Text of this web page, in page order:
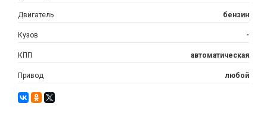
Двигатель бензин
Кузов -
КПП автоматическая
Привод любой